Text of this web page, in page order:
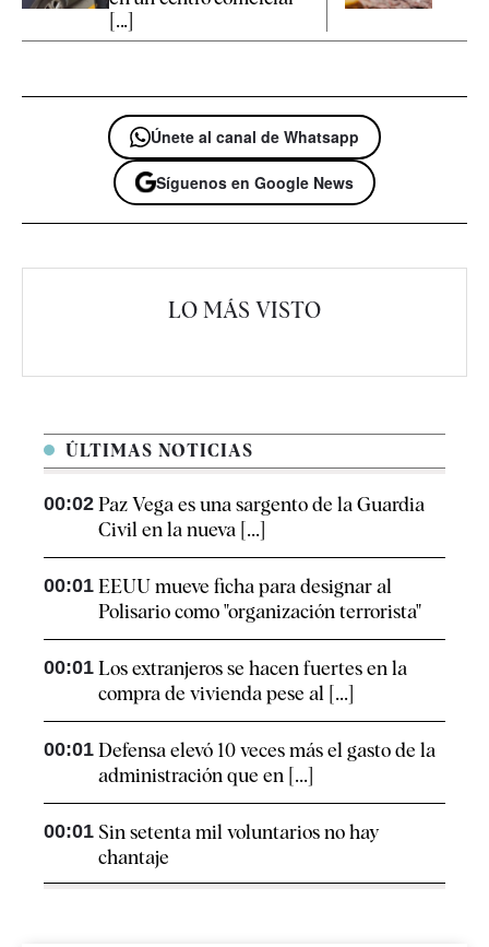
[...]
Únete al canal de Whatsapp
Síguenos en Google News
LO MÁS VISTO
ÚLTIMAS NOTICIAS
00:02 Paz Vega es una sargento de la Guardia
Civil en la nueva [...]
00:01 EEUU mueve ficha para designar al
Polisario como "organización terrorista"
00:01 Los extranjeros se hacen fuertes en la
compra de vivienda pese al [...]
00:01 Defensa elevó 10 veces más el gasto de la
administración que en [...]
00:01 Sin setenta mil voluntarios no hay
chantaje